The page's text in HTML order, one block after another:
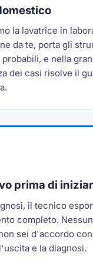
la lavatrice in
da te, porta gli
e nella
dei casi risolve il
prima di
il tecnico
completo.
sei d'accordo
e la diagnosi.